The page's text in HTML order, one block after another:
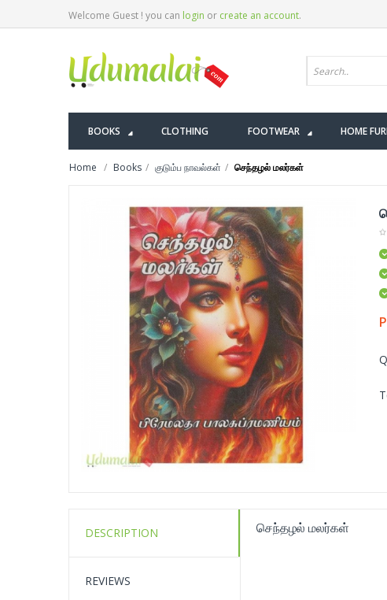
Welcome Guest ! you can login or create an account.
BOOKS CLOTHING FOOTWEAR HOME
Home Books குடும்ப நாவல்கள் செந்தழல் மலர்கள்
DESCRIPTION
REVIEWS
செந்தழல் மலர்கள்